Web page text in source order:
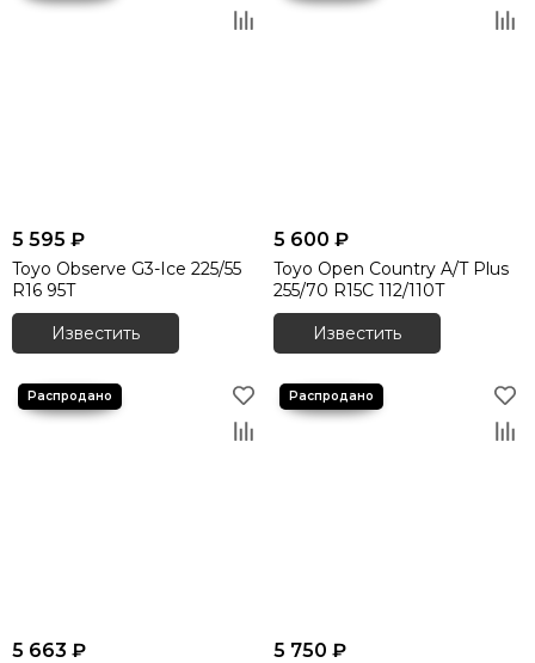
5 595 ₽
Toyo Observe G3-Ice 225/55
R16 95T
Известить
5 600 ₽
Toyo Open Country A/T Plus
255/70 R15C 112/110T
Известить
5 663 ₽ 5 750 ₽